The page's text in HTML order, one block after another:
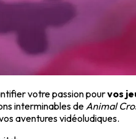
votre passion pourvos
interminables deAnimal
aventures vidéoludiques.